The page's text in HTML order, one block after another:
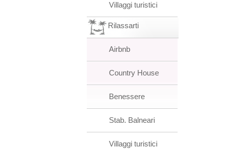
Villaggi turistici
Rilassarti
Airbnb
Country House
Benessere
Stab. Balneari
Villaggi turistici